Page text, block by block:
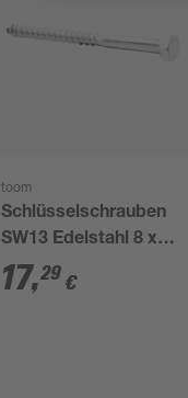
toom
Schlüsselschrauben
SW13 Edelstahl 8 x
100 mm 10 Stück
17,29 €